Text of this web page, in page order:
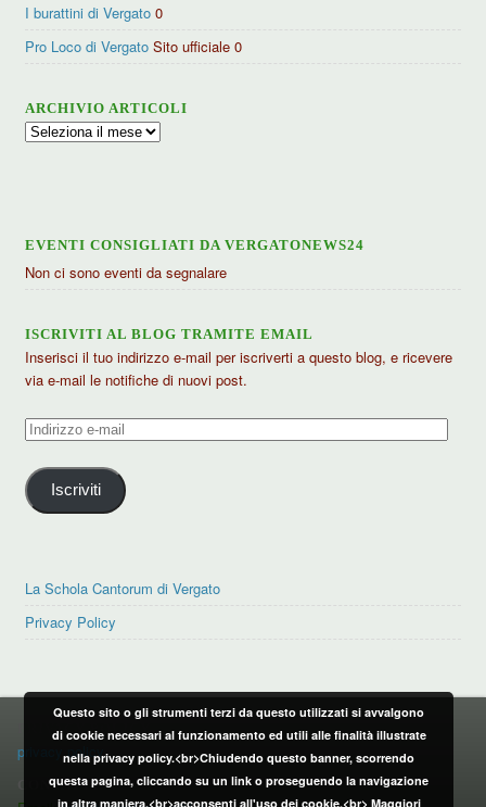
I burattini di Vergato 0
Pro Loco di Vergato Sito ufficiale 0
ARCHIVIO ARTICOLI
Archivio
EVENTI CONSIGLIATI DA VERGATONEWS24
Non ci sono eventi da segnalare
ISCRIVITI AL BLOG TRAMITE EMAIL
Inserisci il tuo indirizzo e-mail per iscriverti a questo blog, e ricevere
via e-mail le notifiche di nuovi post.
Indirizzo
mail
Iscriviti
La Schola Cantorum di Vergato
Privacy Policy
PRIVACY POLICY
privacy policy
CONTATTI:
Questo sito o gli strumenti terzi da questo utilizzati si avvalgono
di cookie necessari al funzionamento ed utili alle finalità illustrate
nella privacy policy.<br>Chiudendo questo banner, scorrendo
questa pagina, cliccando su un link o proseguendo la navigazione
in altra maniera,<br>acconsenti all'uso dei cookie.<br> Maggiori